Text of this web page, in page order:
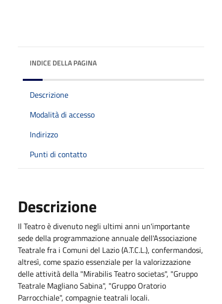
INDICE DELLA PAGINA
Descrizione
Modalità di accesso
Indirizzo
Punti di contatto
Descrizione
Il Teatro è divenuto negli ultimi anni un'importante
sede della programmazione annuale dell'Associazione
Teatrale fra i Comuni del Lazio (A.T.C.L.), confermandosi,
altresì, come spazio essenziale per la valorizzazione
delle attività della "Mirabilis Teatro societas", "Gruppo
Teatrale Magliano Sabina", "Gruppo Oratorio
Parrocchiale", compagnie teatrali locali.